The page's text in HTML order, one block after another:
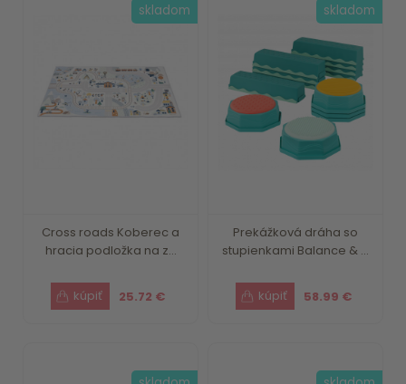
Cross roads Koberec a
hracia podložka na z...
25.72 €
skladom
Prekážková dráha so
stupienkami Balance & ...
58.99 €
skladom